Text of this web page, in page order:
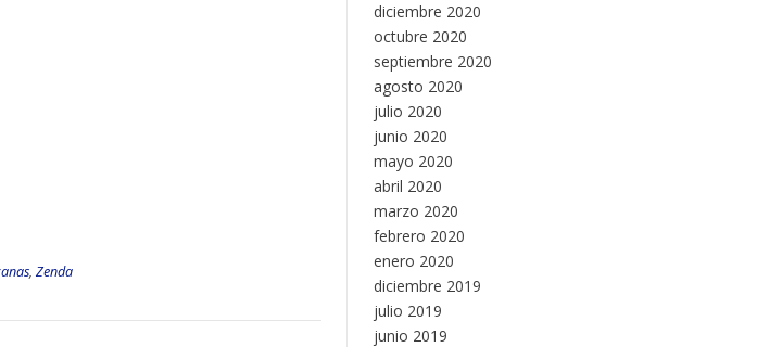
, Zenda
diciembre 2020
octubre 2020
septiembre 2020
agosto 2020
julio 2020
junio 2020
mayo 2020
abril 2020
marzo 2020
febrero 2020
enero 2020
diciembre 2019
julio 2019
junio 2019